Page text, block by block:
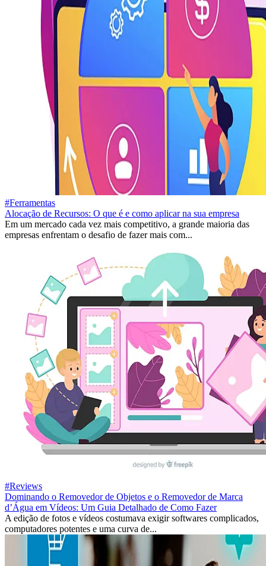
#Ferramentas
Alocação de Recursos: O que é e como aplicar na sua empresa
Em um mercado cada vez mais competitivo, a grande maioria das
empresas enfrentam o desafio de fazer mais com...
#Reviews
Dominando o Removedor de Objetos e o Removedor de Marca
d’Água em Vídeos: Um Guia Detalhado de Como Fazer
A edição de fotos e vídeos costumava exigir softwares complicados,
computadores potentes e uma curva de...